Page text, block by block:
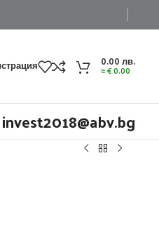
0.00лв.
≈€0.00
invest2018@abv.bg